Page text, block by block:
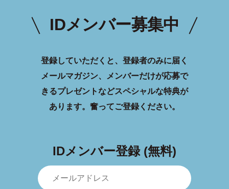
IDメンバー募集中
登録していただくと、登録者のみに届く
メールマガジン、メンバーだけが応募で
きるプレゼントなどスペシャルな特典が
あります。 奮ってご登録ください。
IDメンバー登録 (無料)